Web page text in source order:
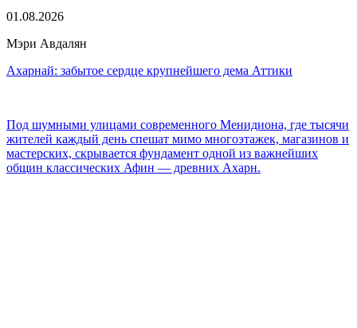
01.08.2026
Мэри Авдалян
Ахарнай: забытое сердце крупнейшего дема Аттики
Под шумными улицами современного Менидиона, где тысячи
жителей каждый день спешат мимо многоэтажек, магазинов и
мастерских, скрывается фундамент одной из важнейших
общин классических Афин — древних Ахарн.